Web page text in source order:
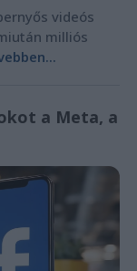
videós
milliós
a Meta, a